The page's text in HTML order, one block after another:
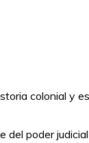
colonial y
poder